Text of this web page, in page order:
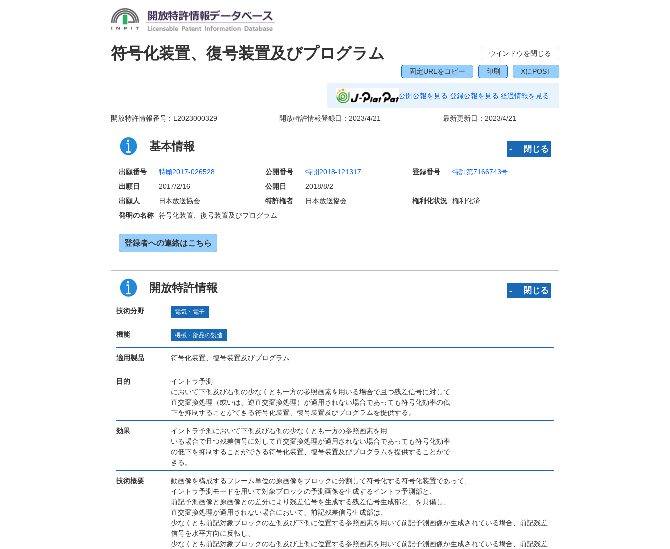
符号化装置、復号装置及びプログラム ウインドウを閉じる
固定URLをコピー 印刷 XにPOST
公開公報を見る 登録公報を見る 経過情報を見る
開放特許情報番号： L2023000329 開放特許情報登録日： 2023/4/21 最新更新日： 2023/4/21
基本情報 ‐ 閉じる
出願番号 特願2017-026528 公開番号 特開2018-121317 登録番号
特許第7166743号
出願日
2017/2/16 公開日
2018/8/2
出願人
日本放送協会 特許権者 日本放送協会 権利化状況
権利化済
発明の名称
符号化装置、復号装置及びプログラム
登録者への連絡はこちら
開放特許情報 ‐ 閉じる
技術分野 電気・電子
機能 機械・部品の製造
適用製品 符号化装置、復号装置及びプログラム
目的
イントラ予測
において下側及び右側の少なくとも一方の参照画素を用いる場合で且つ残差信号に対して
直交変換処理（或いは、逆直交変換処理）が適用されない場合であっても符号化効率の低
下を抑制することができる符号化装置、復号装置及びプログラムを提供する。
効果
イントラ予測において下側及び右側の少なくとも一方の参照画素を用
いる場合で且つ残差信号に対して直交変換処理が適用されない場合であっても符号化効率
の低下を抑制することができる符号化装置、復号装置及びプログラムを提供することがで
きる。
技術概要
動画像を構成するフレーム単位の原画像をブロックに分割して符号化する符号化装置であって、
イントラ予測モードを用いて対象ブロックの予測画像を生成するイントラ予測部と、
前記予測画像と原画像との差分により残差信号を生成する残差信号生成部と、を具備し、
直交変換処理が適用されない場合において、前記残差信号生成部は、
少なくとも前記対象ブロックの左側及び下側に位置する参照画素を用いて前記予測画像が生成されている場合、前記残差
信号を水平方向に反転し、
少なくとも前記対象ブロックの右側及び上側に位置する参照画素を用いて前記予測画像が生成されている場合、前記残差